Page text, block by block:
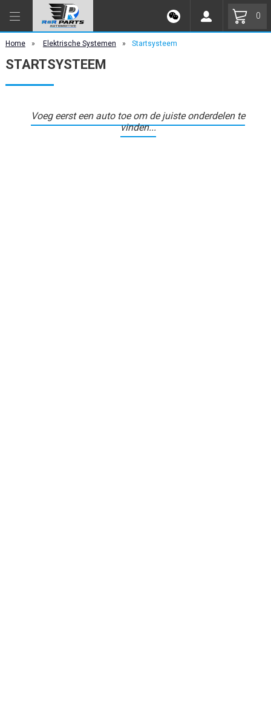
0
Home » Elektrische Systemen » Startsysteem
STARTSYSTEEM
Voeg eerst een auto toe om de juiste onderdelen te
vinden...